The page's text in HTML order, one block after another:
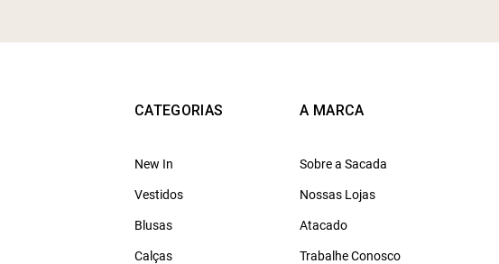
CATEGORIAS
New In
Vestidos
Blusas
Calças
A MARCA
Sobre a Sacada
Nossas Lojas
Atacado
Trabalhe Conosco